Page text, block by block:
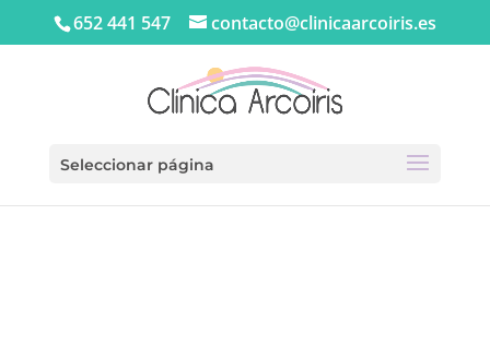
652 441 547 contacto@clinicaarcoiris.es
Seleccionar página